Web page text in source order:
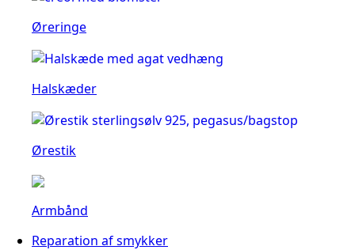
Øreringe
Halskæder
Ørestik
Armbånd
Reparation af smykker